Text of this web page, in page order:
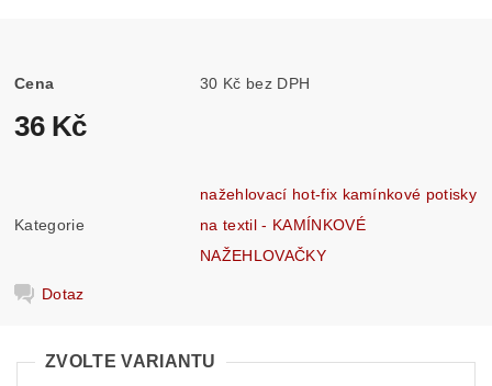
Cena 30 Kč bez DPH
36 Kč
Kategorie
nažehlovací hot-fix kamínkové potisky
na textil - KAMÍNKOVÉ
NAŽEHLOVAČKY
Dotaz
ZVOLTE VARIANTU